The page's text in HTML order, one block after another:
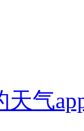
气